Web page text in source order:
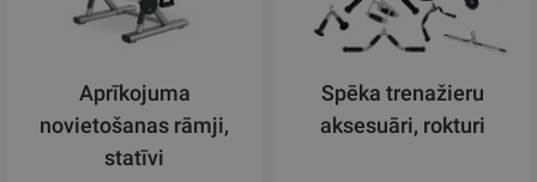
Aprīkojuma
novietošanas rāmji,
statīvi
Spēka trenažieru
aksesuāri, rokturi